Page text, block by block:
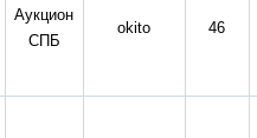
Аукцион
СПБ
okito 46